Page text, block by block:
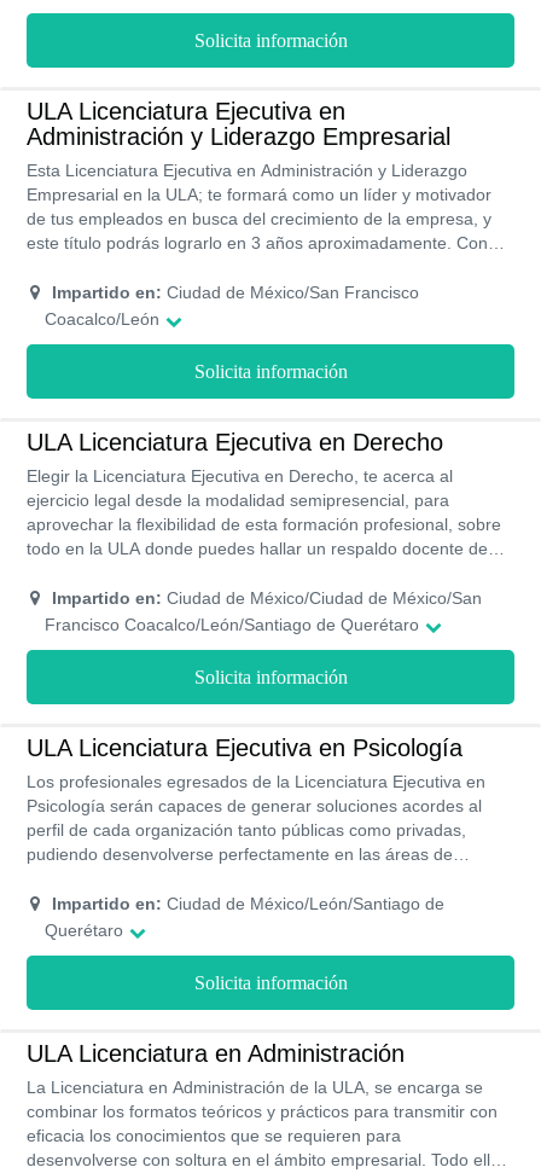
Solicita información
ULA Licenciatura Ejecutiva en
Administración y Liderazgo Empresarial
Esta Licenciatura Ejecutiva en Administración y Liderazgo
Empresarial en la ULA; te formará como un líder y motivador
de tus empleados en busca del crecimiento de la empresa, y
este título podrás lograrlo en 3 años aproximadamente. Con
tanto presencial como online. Además, tendrás planes de
financiamientos para que los costos no sean un impedimento
Impartido en: Ciudad de México/San Francisco
Coacalco/León
Solicita información
ULA Licenciatura Ejecutiva en Derecho
Elegir la Licenciatura Ejecutiva en Derecho, te acerca al
ejercicio legal desde la modalidad semipresencial, para
aprovechar la flexibilidad de esta formación profesional, sobre
todo en la ULA donde puedes hallar un respaldo docente de
Impartido en: Ciudad de México/Ciudad de México/San
Francisco Coacalco/León/Santiago de Querétaro
Solicita información
ULA Licenciatura Ejecutiva en Psicología
Los profesionales egresados de la Licenciatura Ejecutiva en
Psicología serán capaces de generar soluciones acordes al
perfil de cada organización tanto públicas como privadas,
pudiendo desenvolverse perfectamente en las áreas de
e incluso el proceso de captación de personal.
Impartido en: Ciudad de México/León/Santiago de
Querétaro
Solicita información
ULA Licenciatura en Administración
La Licenciatura en Administración de la ULA, se encarga se
combinar los formatos teóricos y prácticos para transmitir con
eficacia los conocimientos que se requieren para
desenvolverse con soltura en el ámbito empresarial. Todo ello,